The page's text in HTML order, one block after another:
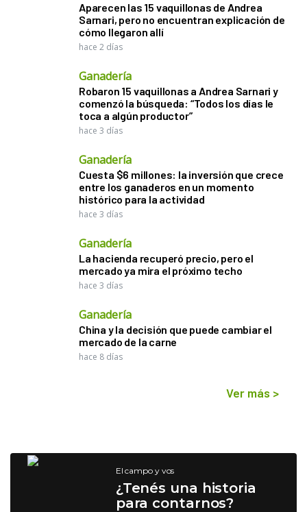
Aparecen las 15 vaquillonas de Andrea
Sarnari, pero no encuentran explicación de
cómo llegaron allí
hace 2 días
Ganadería
Robaron 15 vaquillonas a Andrea Sarnari y
comenzó la búsqueda: “Todos los días le
toca a algún productor”
hace 3 días
Ganadería
Cuesta $6 millones: la inversión que crece
entre los ganaderos en un momento
histórico para la actividad
hace 3 días
Ganadería
La hacienda recuperó precio, pero el
mercado ya mira el próximo techo
hace 3 días
Ganadería
China y la decisión que puede cambiar el
mercado de la carne
hace 8 días
Ver más >
El campo y vos
¿Tenés una historia
para contarnos?